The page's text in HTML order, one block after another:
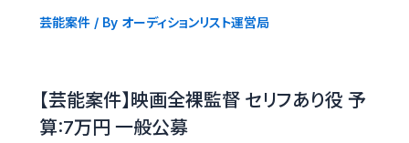
芸能案件/ By オーディションリスト運営局
【芸能案件】映画全裸監督 セリフあり役 予
算:7万円 一般公募